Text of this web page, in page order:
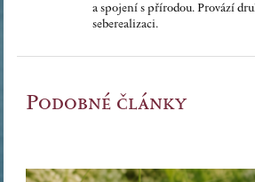
a spojení s přírodou. Provází
seberealizaci.
Podobné články